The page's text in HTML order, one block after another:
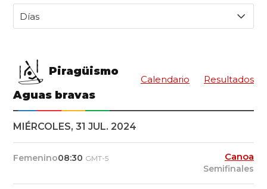
Días
Piragüismo
Aguas bravas
Calendario Resultados
MIÉRCOLES, 31 JUL. 2024
Femenino08:30 GMT-5 Canoa
Semifinales